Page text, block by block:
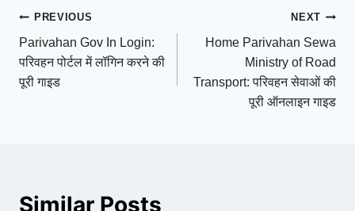
Post
navigation
PREVIOUS
Parivahan Gov In Login:
परिवहन पोर्टल में लॉगिन करने की
पूरी गाइड
NEXT
Home Parivahan Sewa
Ministry of Road
Transport: परिवहन सेवाओं की
पूरी ऑनलाइन गाइड
Similar Posts